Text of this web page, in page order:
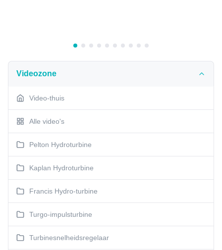
Videozone
Video-thuis
Alle video's
Pelton Hydroturbine
Kaplan Hydroturbine
Francis Hydro-turbine
Turgo-impulsturbine
Turbinesnelheidsregelaar